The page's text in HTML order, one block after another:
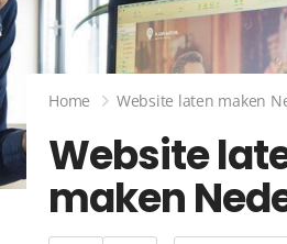
Home Website laten maken
Website
maken